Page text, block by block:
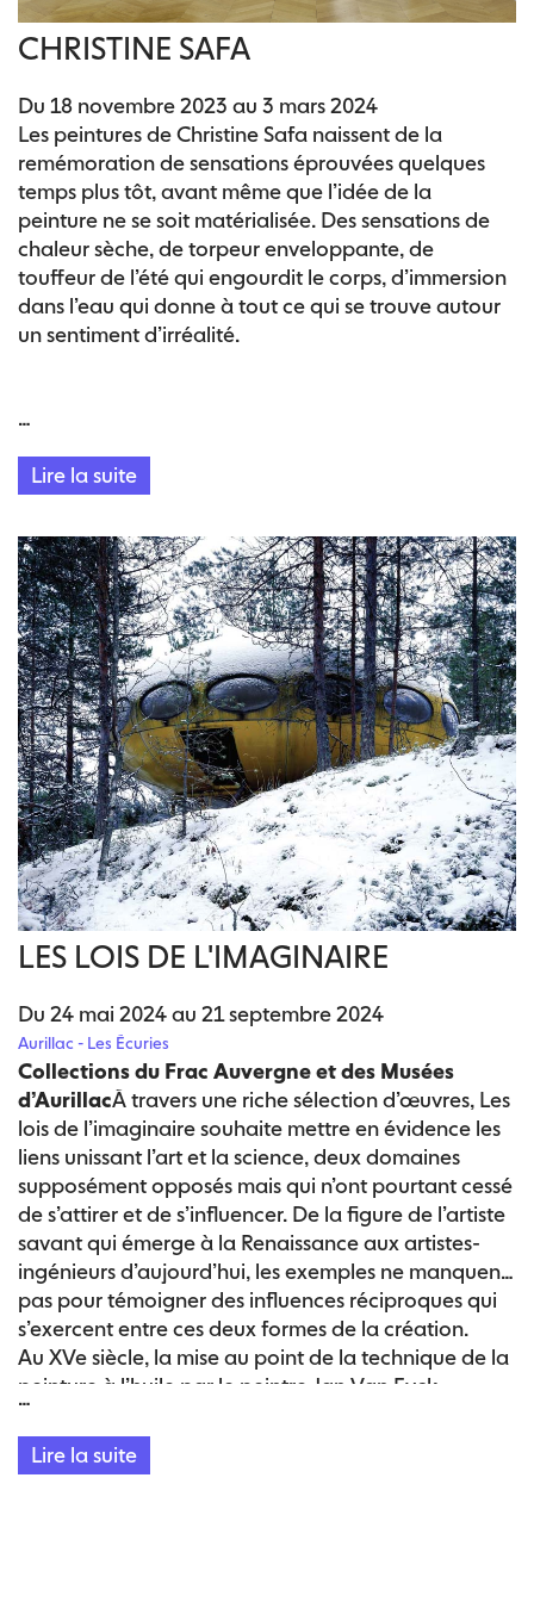
CHRISTINE SAFA
Du 18 novembre 2023 au 3 mars 2024
Les peintures de Christine Safa naissent de la
remémoration de sensations éprouvées quelques
temps plus tôt, avant même que l’idée de la
peinture ne se soit matérialisée. Des sensations de
chaleur sèche, de torpeur enveloppante, de
touffeur de l’été qui engourdit le corps, d’immersion
dans l’eau qui donne à tout ce qui se trouve autour
un sentiment d’irréalité.
…
Lire la suite
LES LOIS DE L'IMAGINAIRE
Du 24 mai 2024 au 21 septembre 2024
Aurillac - Les Écuries
Collections du Frac Auvergne et des Musées
d’AurillacÀ travers une riche sélection d’œuvres, Les
lois de l’imaginaire souhaite mettre en évidence les
liens unissant l’art et la science, deux domaines
supposément opposés mais qui n’ont pourtant cessé
de s’attirer et de s’influencer. De la figure de l’artiste
savant qui émerge à la Renaissance aux artistes-
ingénieurs d’aujourd’hui, les exemples ne manquent
pas pour témoigner des influences réciproques qui
s’exercent entre ces deux formes de la création.
Au XVe siècle, la mise au point de la technique de la
peinture à l’huile par le peintre Jan Van Eyck
apporte aux compositions des effets de lumière, de
profondeur et de textures jusque-là inconnus. À la
même époque, les progrès de l’optique dotent les
…
Lire la suite